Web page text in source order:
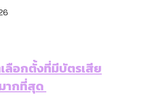
2023-2024
องซีรีส์จีน: จีนส่งออกภาพ
หนสู่สายตาโลก
Index 2025
ด้จากการจัดเก็บภาษีใน
าน Bangkok Index 2025
มืองสังคมผู้สูงอายุ : 36 เขตมี
บสุดยอด
2025 : อันดับความน่าอยู่
เมืองสังคมผู้สูงอายุ [ข้อมูลดิบ]
ลือกตั้งที่มีบัตรเสีย
ากที่สุด